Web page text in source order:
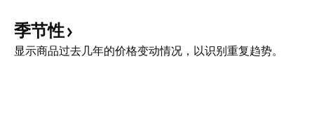
季节性
显示商品过去几年的价格变动情况，以识别重复趋势。